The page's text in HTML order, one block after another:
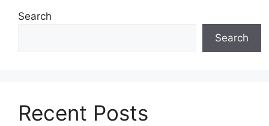
Search
Search
Recent Posts